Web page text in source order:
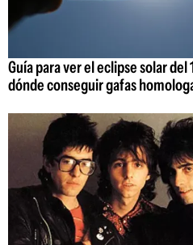
Guía para ver el eclipse solar del
dónde conseguir gafas